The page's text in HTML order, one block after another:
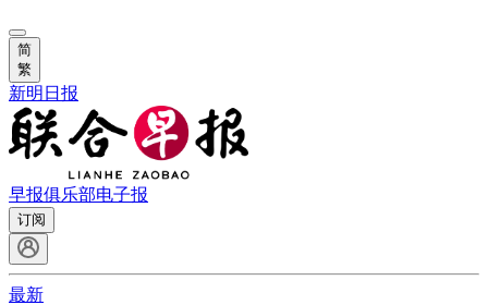
简
繁
新明日报
早报俱乐部电子报
订阅
最新